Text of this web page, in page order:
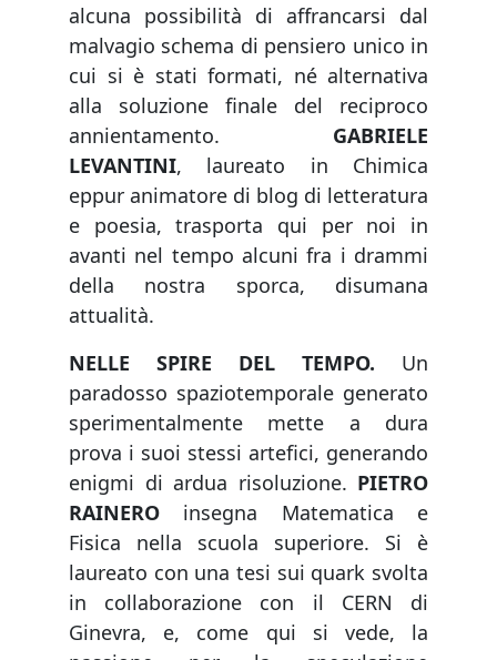
alcuna possibilità di affrancarsi dal
malvagio schema di pensiero unico in
cui si è stati formati, né alternativa
alla soluzione finale del reciproco
annientamento. GABRIELE
LEVANTINI, laureato in Chimica
eppur animatore di blog di letteratura
e poesia, trasporta qui per noi in
avanti nel tempo alcuni fra i drammi
della nostra sporca, disumana
attualità.
NELLE SPIRE DEL TEMPO. Un
paradosso spaziotemporale generato
sperimentalmente mette a dura
prova i suoi stessi artefici, generando
enigmi di ardua risoluzione. PIETRO
RAINERO insegna Matematica e
Fisica nella scuola superiore. Si è
laureato con una tesi sui quark svolta
in collaborazione con il CERN di
Ginevra, e, come qui si vede, la